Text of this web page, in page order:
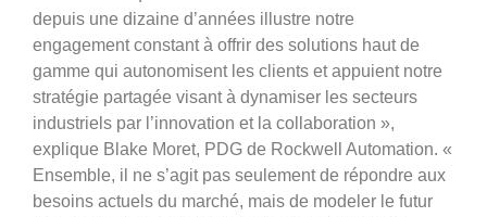
depuis une dizaine d’années illustre notre
engagement constant à offrir des solutions haut de
gamme qui autonomisent les clients et appuient notre
stratégie partagée visant à dynamiser les secteurs
industriels par l’innovation et la collaboration »,
explique Blake Moret, PDG de Rockwell Automation. «
Ensemble, il ne s’agit pas seulement de répondre aux
besoins actuels du marché, mais de modeler le futur